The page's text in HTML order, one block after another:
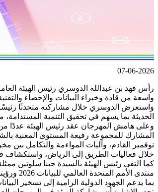
07-06-2026
واسعة من قادة وخبراء البيانات والإحصاء
واستعرض الدوسري خلال مشاركته متحدثًا رئيسًا
الحديثة بما يسهم في تحقيق التنمية
نوفمبر القادم، وآليات المواءمة والتكامل
خلال فعاليات الطريق إلى الرياض،
منتدى
بما يدعم الجهود الدولية الرامية إلى تسخير